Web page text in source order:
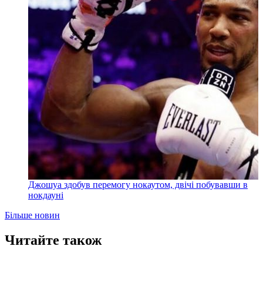
Джошуа здобув перемогу нокаутом, двічі побувавши в
нокдауні
Більше новин
Читайте також